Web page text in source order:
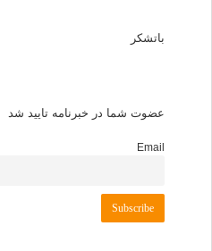
باتشکر
عضوت شما در خبرنامه تایید شد
Email